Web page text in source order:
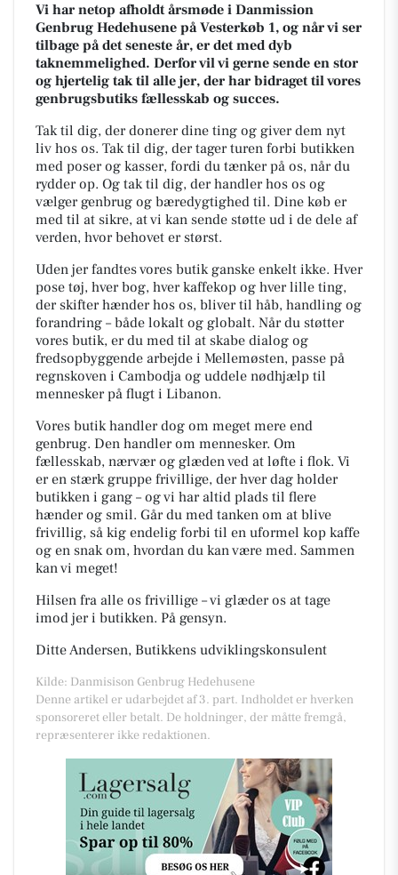
Vi har netop afholdt årsmøde i Danmission
Genbrug Hedehusene på Vesterkøb 1, og når vi ser
tilbage på det seneste år, er det med dyb
taknemmelighed. Derfor vil vi gerne sende en stor
og hjertelig tak til alle jer, der har bidraget til vores
genbrugsbutiks fællesskab og succes.
Tak til dig, der donerer dine ting og giver dem nyt
liv hos os. Tak til dig, der tager turen forbi butikken
med poser og kasser, fordi du tænker på os, når du
rydder op. Og tak til dig, der handler hos os og
vælger genbrug og bæredygtighed til. Dine køb er
med til at sikre, at vi kan sende støtte ud i de dele af
verden, hvor behovet er størst.
Uden jer fandtes vores butik ganske enkelt ikke. Hver
pose tøj, hver bog, hver kaffekop og hver lille ting,
der skifter hænder hos os, bliver til håb, handling og
forandring – både lokalt og globalt. Når du støtter
vores butik, er du med til at skabe dialog og
fredsopbyggende arbejde i Mellemøsten, passe på
regnskoven i Cambodja og uddele nødhjælp til
mennesker på flugt i Libanon.
Vores butik handler dog om meget mere end
genbrug. Den handler om mennesker. Om
fællesskab, nærvær og glæden ved at løfte i flok. Vi
er en stærk gruppe frivillige, der hver dag holder
butikken i gang – og vi har altid plads til flere
hænder og smil. Går du med tanken om at blive
frivillig, så kig endelig forbi til en uformel kop kaffe
og en snak om, hvordan du kan være med. Sammen
kan vi meget!
Hilsen fra alle os frivillige – vi glæder os at tage
imod jer i butikken. På gensyn.
Ditte Andersen, Butikkens udviklingskonsulent
Kilde: Danmisison Genbrug Hedehusene
Denne artikel er udarbejdet af 3. part. Indholdet er hverken
sponsoreret eller betalt. De holdninger, der måtte fremgå,
repræsenterer ikke redaktionen.